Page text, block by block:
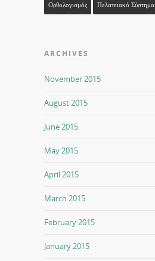
Ορθολογισμός Πελατειακό Σύστημα
ARCHIVES
November 2015
August 2015
June 2015
May 2015
April 2015
March 2015
February 2015
January 2015